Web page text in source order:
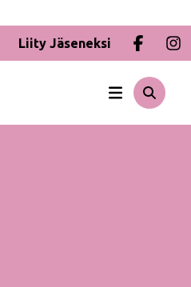
Liity Jäseneksi